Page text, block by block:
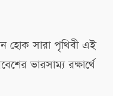
হোক সারা পৃথিবী এই
ভারসাম্য রক্ষার্থে